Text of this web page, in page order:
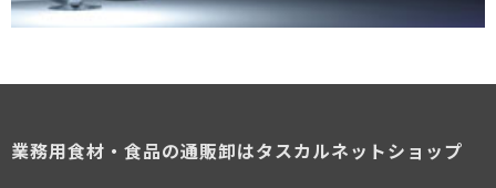
業務用食材・食品の通販卸はタスカルネットショップ